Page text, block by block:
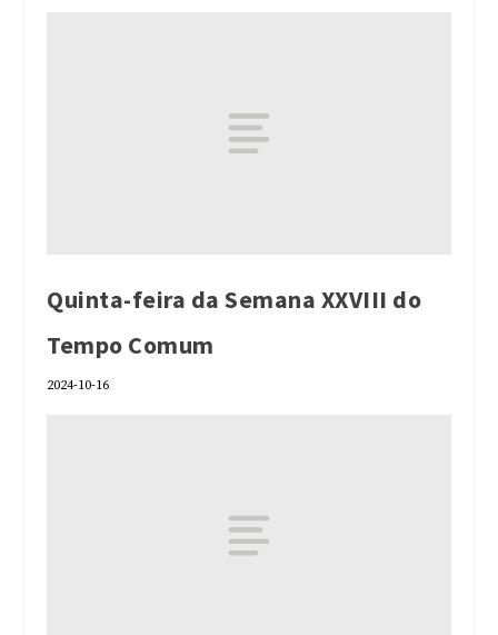
Quinta-feira da Semana XXVIII do
Tempo Comum
2024-10-16